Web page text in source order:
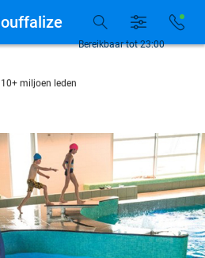
per week beschikbaar
per week beschikbaar
10+ miljoen leden
Bereikbaar tot 23:00